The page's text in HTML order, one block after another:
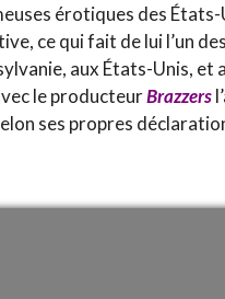
érotiques des
ce qui fait de lui l’un
aux États-Unis, et
le producteurBrazzers
ses propres